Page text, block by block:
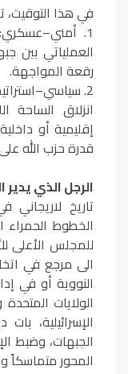
في هذا التوقيت،
1.
العملياتي بين
رقعة المواجهة.
2.
انزلاق الساحة
إقليمية أو
قدرة حزب الله
الرجل الذي
تاريخ
الخطوط الحمراء
للمجلس الأعلى
الى مرجع في
النووية أو في
الولايات
الإسرائيلية،
الجبهات، وضبط
المحور متماسكاً